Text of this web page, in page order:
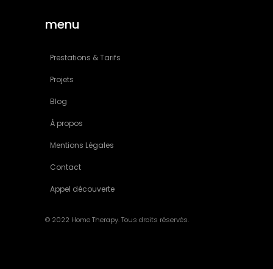
menu
Prestations & Tarifs
Projets
Blog
À propos
Mentions Légales
Contact
Appel découverte
© 2022 Home Therapy. Tous droits réservés.